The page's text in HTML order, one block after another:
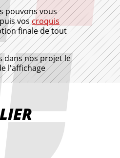
pouvons vous
voscroquis
finale de tout
dans nos projet le
l'affichage